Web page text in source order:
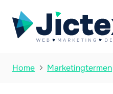
Home  Marketingtermen